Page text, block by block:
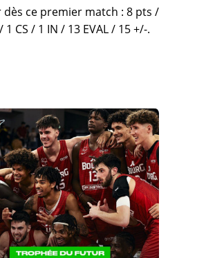
dès ce premier match : 8 pts /
1 CS / 1 IN / 13 EVAL / 15 +/-.